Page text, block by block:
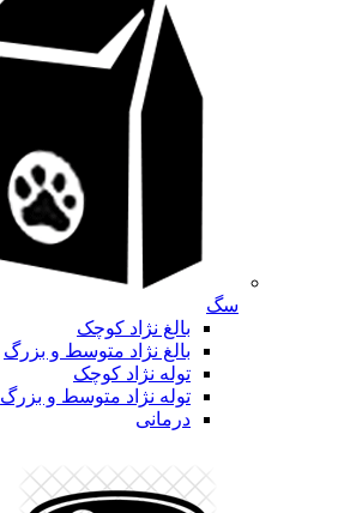
سگ
بالغ نژاد کوچک
بالغ نژاد متوسط و بزرگ
توله نژاد کوچک
توله نژاد متوسط و بزرگ
درمانی